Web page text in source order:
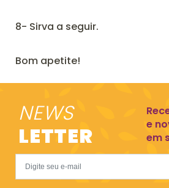
8- Sirva a seguir.
Bom apetite!
NEWS
LETTER
e
em